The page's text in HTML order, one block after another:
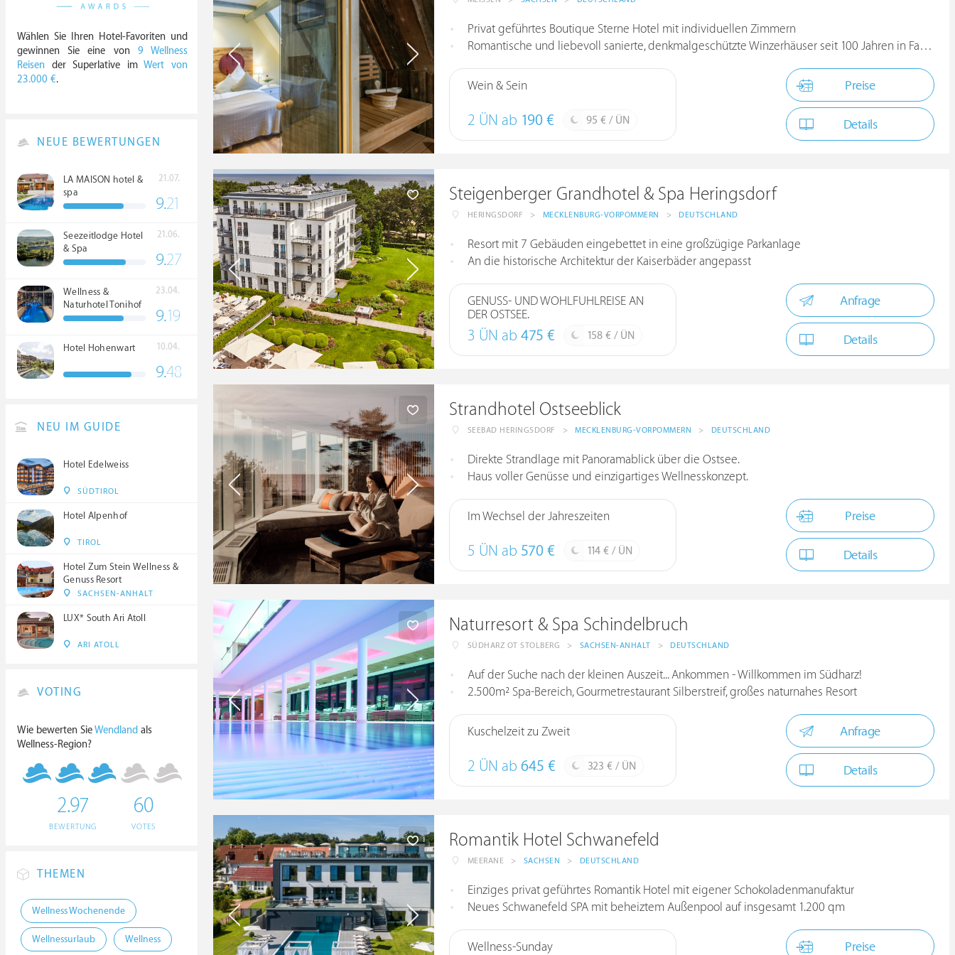
Privat geführtes Boutique Sterne Hotel mit individuellen Zimmern
Romantische und liebevoll sanierte, denkmalgeschützte Winzerhäuser seit 100 Jahren in Familienbesitz
Wein & Sein
2 ÜN ab 190 € 95 € / ÜN
Preise
Details
Steigenberger Grandhotel & Spa Heringsdorf
HERINGSDORF > MECKLENBURG-VORPOMMERN > DEUTSCHLAND
Resort mit 7 Gebäuden eingebettet in eine großzügige Parkanlage
An die historische Architektur der Kaiserbäder angepasst
GENUSS- UND WOHLFÜHLREISE AN
DER OSTSEE.
3 ÜN ab 475 € 158 € / ÜN
Anfrage
Details
Strandhotel Ostseeblick
SEEBAD HERINGSDORF > MECKLENBURG-VORPOMMERN > DEUTSCHLAND
Direkte Strandlage mit Panoramablick über die Ostsee.
Haus voller Genüsse und einzigartiges Wellnesskonzept.
Im Wechsel der Jahreszeiten
5 ÜN ab 570 € 114 € / ÜN
Preise
Details
Naturresort & Spa Schindelbruch
SÜDHARZ OT STOLBERG > SACHSEN-ANHALT > DEUTSCHLAND
Auf der Suche nach der kleinen Auszeit... Ankommen - Willkommen im Südharz!
2.500m² Spa-Bereich, Gourmetrestaurant Silberstreif, großes naturnahes Resort
Kuschelzeit zu Zweit
2 ÜN ab 645 € 323 € / ÜN
Anfrage
Details
Romantik Hotel Schwanefeld
MEERANE > SACHSEN > DEUTSCHLAND
Einziges privat geführtes Romantik Hotel mit eigener Schokoladenmanufaktur
Neues Schwanefeld SPA mit beheiztem Außenpool auf insgesamt 1.200 qm
Wellness-Sunday Preise
Wählen Sie Ihren Hotel-Favoriten und
gewinnen Sie eine von 9 Wellness
Reisen der Superlative imWert von
23.000 €.
NEUE BEWERTUNGEN
LA MAISON hotel &
spa
21.07.
9.21
Seezeitlodge Hotel
& Spa
21.06.
9.27
Wellness &
Naturhotel Tonihof
****S
23.04.
9.19
Hotel Hohenwart 10.04.
9.48
NEU IM GUIDE
Hotel Edelweiss
SÜDTIROL
Hotel Alpenhof
TIROL
Hotel Zum Stein Wellness &
Genuss Resort
SACHSEN-ANHALT
LUX* South Ari Atoll
ARI ATOLL
VOTING
Wie bewerten SieWendland als
Wellness-Region?
2.97
BEWERTUNG
60
VOTES
THEMEN
Wellness Wochenende
Wellnessurlaub Wellness